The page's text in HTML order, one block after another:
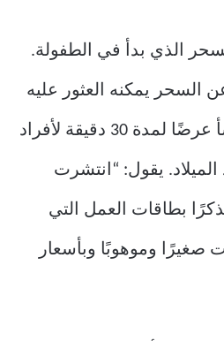
الذي بدأ في الطفولة.
السحر يمكنه العثور عليه
من مكتبته العامة وأنشأ عرضًا لمدة 30 دقيقة لأفراد
الميلاد. يقول: “انتشرت
بطاقات العمل التي
سن 12. “كنت صغيرًا وموهوبًا وبأسعار